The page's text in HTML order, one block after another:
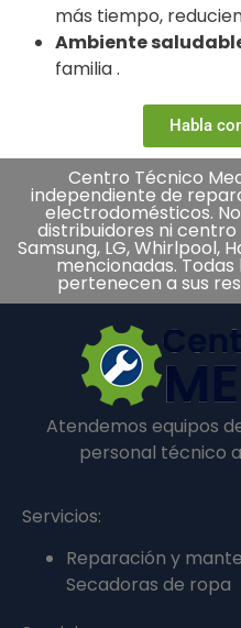
más tiempo,
Ambiente
familia .
Habla
Centro Técnico
independiente de
electrodomésticos.
distribuidores ni
Samsung, LG, Whirlpool,
mencionadas.
pertenecen a sus
Atendemos equipos
personal técnico
Servicios:
Reparación y
Secadoras de ropa